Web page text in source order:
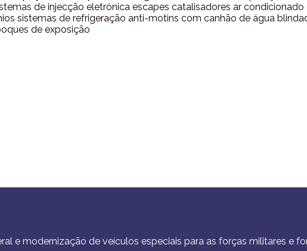
e modernização de veículos especiais para as forças militares e